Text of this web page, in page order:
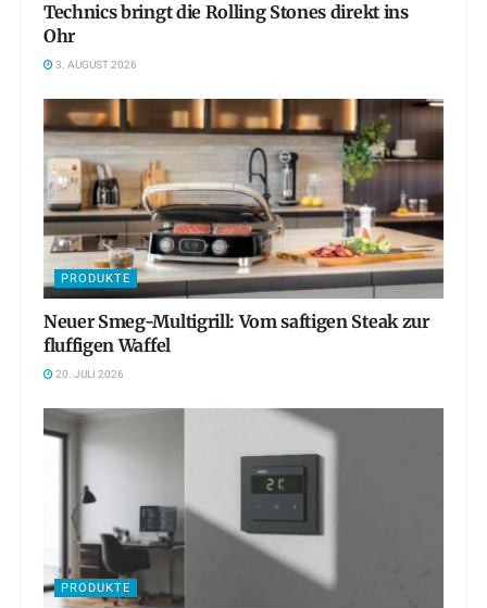
Technics bringt die Rolling Stones direkt ins
Ohr
3. AUGUST 2026
PRODUKTE
Neuer Smeg-Multigrill: Vom saftigen Steak zur
fluffigen Waffel
20. JULI 2026
PRODUKTE